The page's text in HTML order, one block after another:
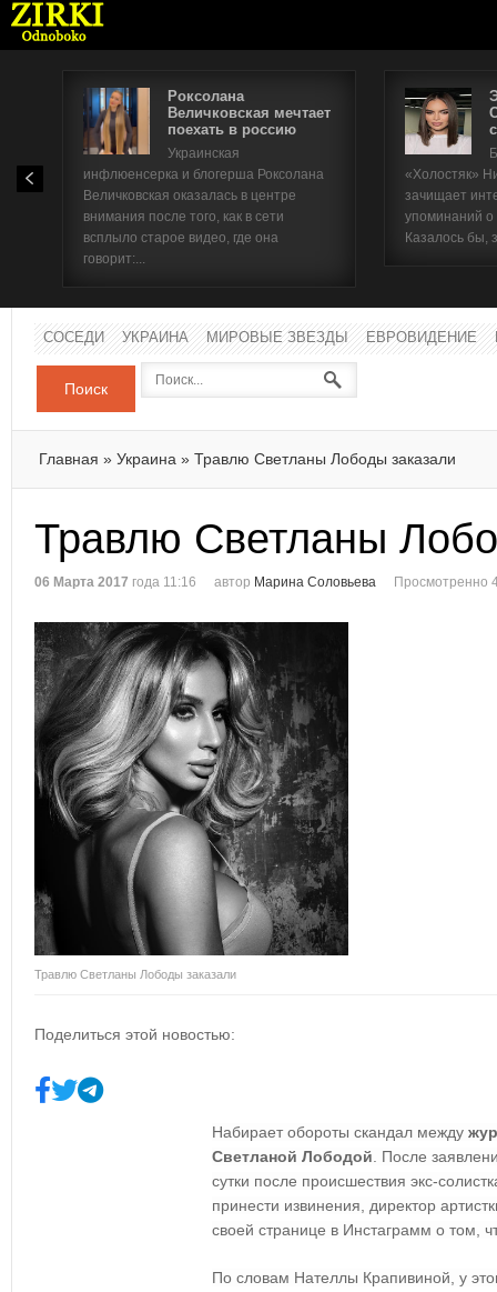
Роксолана
Величковская мечтает
поехать в россию
Украинская
инфлюенсерка и блогерша Роксолана
Величковская оказалась в центре
внимания после того, как в сети
всплыло старое видео, где она
говорит:...
«Холостяк»
зачищает
упоминаний
Казалось бы,
СОСЕДИ УКРАИНА МИРОВЫЕ ЗВЕЗДЫ ЕВРОВИДЕНИЕ
Поиск
Главная » Украина » Травлю Светланы Лободы заказали
Травлю Светланы
06 Марта 2017 года 11:16 автор Марина Соловьева Просмотренно
Травлю Светланы Лободы заказали
Поделиться этой новостью:
Набирает обороты скандал между
Светланой Лободой . После
сутки после происшествия экс-
принести извинения, директор
своей странице в Инстаграмм о том,
По словам Нателлы Крапивиной, у
Имя